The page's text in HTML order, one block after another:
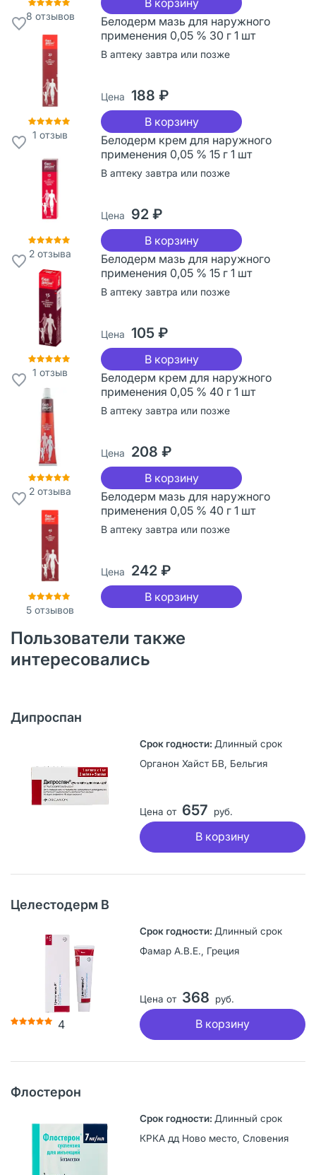
8 отзывов
1 отзыв
Белодерм мазь для наружного
применения 0,05 % 30 г 1 шт
В аптеку завтра или позже
Цена 188 ₽
В корзину
2 отзыва
Белодерм крем для наружного
применения 0,05 % 15 г 1 шт
В аптеку завтра или позже
Цена 92 ₽
В корзину
1 отзыв
Белодерм мазь для наружного
применения 0,05 % 15 г 1 шт
В аптеку завтра или позже
Цена 105 ₽
В корзину
2 отзыва
Белодерм крем для наружного
применения 0,05 % 40 г 1 шт
В аптеку завтра или позже
Цена 208 ₽
В корзину
5 отзывов
Белодерм мазь для наружного
применения 0,05 % 40 г 1 шт
В аптеку завтра или позже
Цена 242 ₽
В корзину
Пользователи также
интересовались
Дипроспан
Длинный срок
Органон Хайст БВ, Бельгия
Цена от 657 руб.
В корзину
Целестодерм В
4
Длинный срок
Фамар А.В.Е., Греция
Цена от 368 руб.
В корзину
Флостерон
Длинный срок
КРКА дд Ново место, Словения